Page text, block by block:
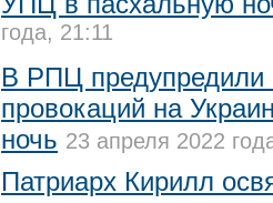
года, 21:11
В РПЦ предупредили
провокаций на
ночь 23 апреля 2022
Патриарх Кирилл